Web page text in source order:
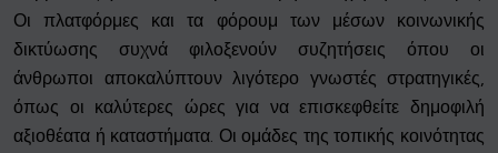
Οι πλατφόρμες και τα φόρουμ των μέσων κοινωνικής
δικτύωσης συχνά φιλοξενούν συζητήσεις όπου οι
άνθρωποι αποκαλύπτουν λιγότερο γνωστές στρατηγικές,
όπως οι καλύτερες ώρες για να επισκεφθείτε δημοφιλή
αξιοθέατα ή καταστήματα. Οι ομάδες της τοπικής κοινότητας